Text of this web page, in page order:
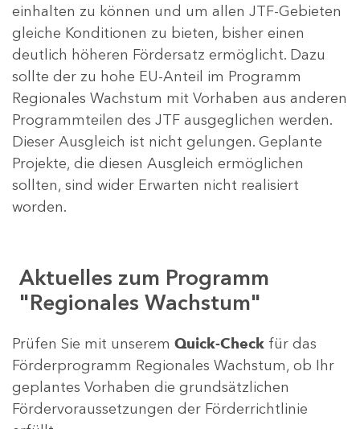
einhalten zu können und um allen JTF-Gebieten
gleiche Konditionen zu bieten, bisher einen
deutlich höheren Fördersatz ermöglicht. Dazu
sollte der zu hohe EU-Anteil im Programm
Regionales Wachstum mit Vorhaben aus anderen
Programmteilen des JTF ausgeglichen werden.
Dieser Ausgleich ist nicht gelungen. Geplante
Projekte, die diesen Ausgleich ermöglichen
sollten, sind wider Erwarten nicht realisiert
worden.
Aktuelles zum Programm
"Regionales Wachstum"
Prüfen Sie mit unserem Quick-Check für das
Förderprogramm Regionales Wachstum, ob Ihr
geplantes Vorhaben die grundsätzlichen
Fördervoraussetzungen der Förderrichtlinie